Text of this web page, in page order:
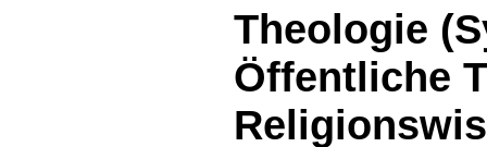
Theologie
Öffentliche